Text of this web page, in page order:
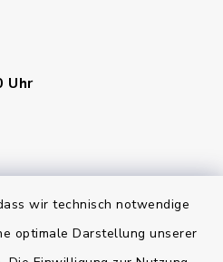
wir technisch notwendige
optimale Darstellung unserer
Uhr